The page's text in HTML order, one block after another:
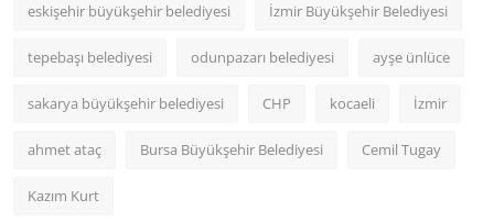
eskişehir büyükşehir belediyesi İzmir Büyükşehir Belediyesi
tepebaşı belediyesi odunpazarı belediyesi ayşe ünlüce
sakarya büyükşehir belediyesi CHP kocaeli İzmir
ahmet ataç Bursa Büyükşehir Belediyesi Cemil Tugay
Kazım Kurt